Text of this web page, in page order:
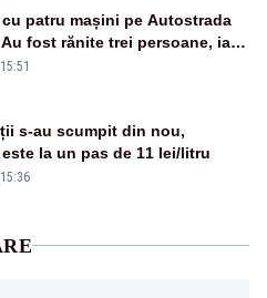
patru mașini pe Autostrada
fost rănite trei persoane, iar
desfășoară cu dificultate
s-au scumpit din nou,
la un pas de 11 lei/litru